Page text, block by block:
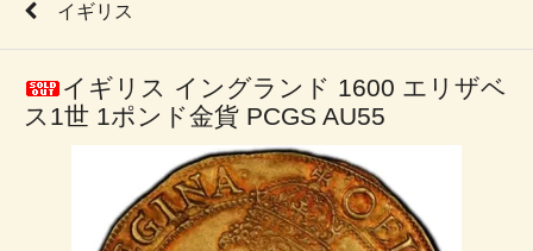
イギリス
イギリス イングランド 1600 エリザベ
ス1世 1ポンド金貨 PCGS AU55